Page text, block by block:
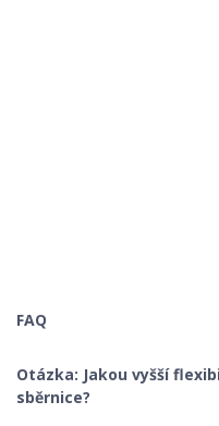
FAQ
Otázka: Jakou vyšší
sběrnice?